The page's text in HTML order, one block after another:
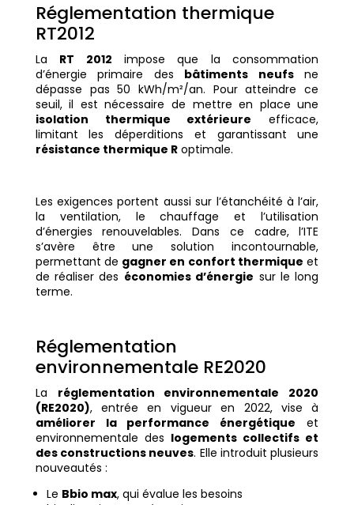
Réglementation thermique
RT2012
La RT 2012 impose que la consommation
d’énergie primaire des bâtiments neufsne
dépasse pas 50 kWh/m²/an. Pour atteindre ce
seuil, il est nécessaire de mettre en place une
isolation thermique extérieure efficace,
limitant les déperditions et garantissant une
résistance thermique Roptimale.
Les exigences portent aussi sur l’étanchéité à l’air,
la ventilation, le chauffage et l’utilisation
d’énergies renouvelables. Dans ce cadre, l’ITE
s’avère être une solution incontournable,
permettant de gagner en confort thermique et
de réaliser des économies d’énergie sur le long
terme.
Réglementation
environnementale RE2020
La réglementation environnementale 2020
(RE2020), entrée en vigueur en 2022, vise à
améliorer la performance énergétique et
environnementale des logements collectifs et
des constructions neuves. Elle introduit plusieurs
nouveautés :
Le Bbio max, qui évalue les besoins